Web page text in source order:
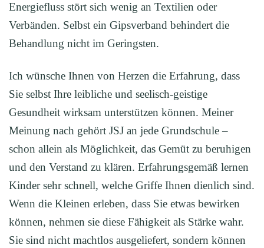
Energiefluss stört sich wenig an Textilien oder
Verbänden. Selbst ein Gipsverband behindert die
Behandlung nicht im Geringsten.
Ich wünsche Ihnen von Herzen die Erfahrung, dass
Sie selbst Ihre leibliche und seelisch-geistige
Gesundheit wirksam unterstützen können. Meiner
Meinung nach gehört JSJ an jede Grundschule –
schon allein als Möglichkeit, das Gemüt zu beruhigen
und den Verstand zu klären. Erfahrungsgemäß lernen
Kinder sehr schnell, welche Griffe Ihnen dienlich sind.
Wenn die Kleinen erleben, dass Sie etwas bewirken
können, nehmen sie diese Fähigkeit als Stärke wahr.
Sie sind nicht machtlos ausgeliefert, sondern können